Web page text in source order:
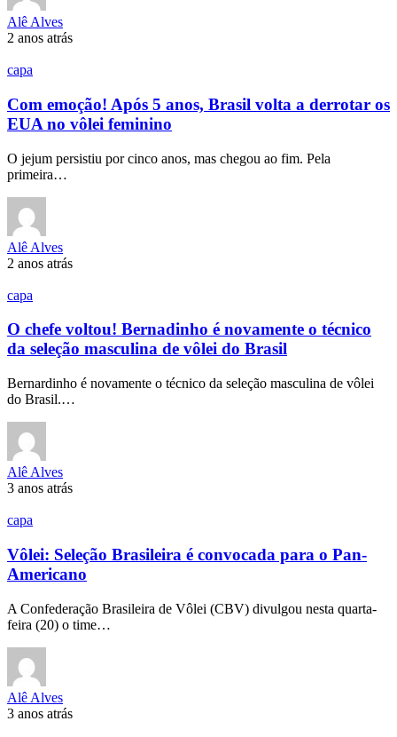
Alê Alves
2 anos atrás
capa
Com emoção! Após 5 anos, Brasil volta a derrotar os
EUA no vôlei feminino
O jejum persistiu por cinco anos, mas chegou ao fim. Pela
primeira…
Alê Alves
2 anos atrás
capa
O chefe voltou! Bernadinho é novamente o técnico
da seleção masculina de vôlei do Brasil
Bernardinho é novamente o técnico da seleção masculina de vôlei
do Brasil.…
Alê Alves
3 anos atrás
capa
Vôlei: Seleção Brasileira é convocada para o Pan-
Americano
A Confederação Brasileira de Vôlei (CBV) divulgou nesta quarta-
feira (20) o time…
Alê Alves
3 anos atrás